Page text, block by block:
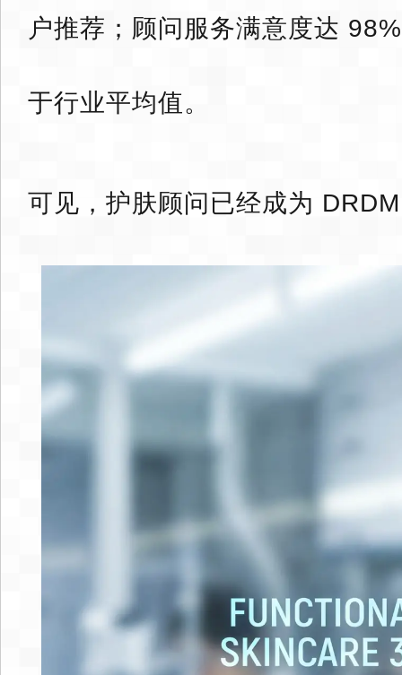
户推荐；顾问服务满意度达
于行业平均值。
可见，护肤顾问已经成为